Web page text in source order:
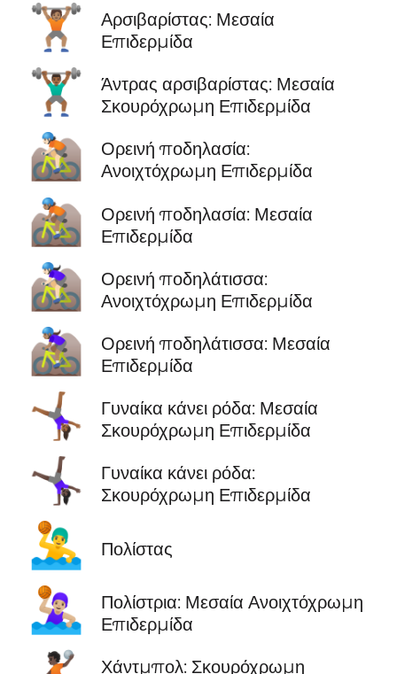
🏋🏽
Αρσιβαρίστας: Μεσαία
Επιδερμίδα
🏋🏾‍♂️
Άντρας αρσιβαρίστας: Μεσαία
Σκουρόχρωμη Επιδερμίδα
🚵🏻
Ορεινή ποδηλασία:
Ανοιχτόχρωμη Επιδερμίδα
🚵🏽
Ορεινή ποδηλασία: Μεσαία
Επιδερμίδα
🚵🏻‍♀️
Ορεινή ποδηλάτισσα:
Ανοιχτόχρωμη Επιδερμίδα
🚵🏽‍♀️
Ορεινή ποδηλάτισσα: Μεσαία
Επιδερμίδα
🤸🏾‍♀️
Γυναίκα κάνει ρόδα: Μεσαία
Σκουρόχρωμη Επιδερμίδα
🤸🏿‍♀️
Γυναίκα κάνει ρόδα:
Σκουρόχρωμη Επιδερμίδα
🤽‍♂️ Πολίστας
🤽🏼‍♀️
Πολίστρια: Μεσαία Ανοιχτόχρωμη
Επιδερμίδα
Χάντμπολ: Σκουρόχρωμη